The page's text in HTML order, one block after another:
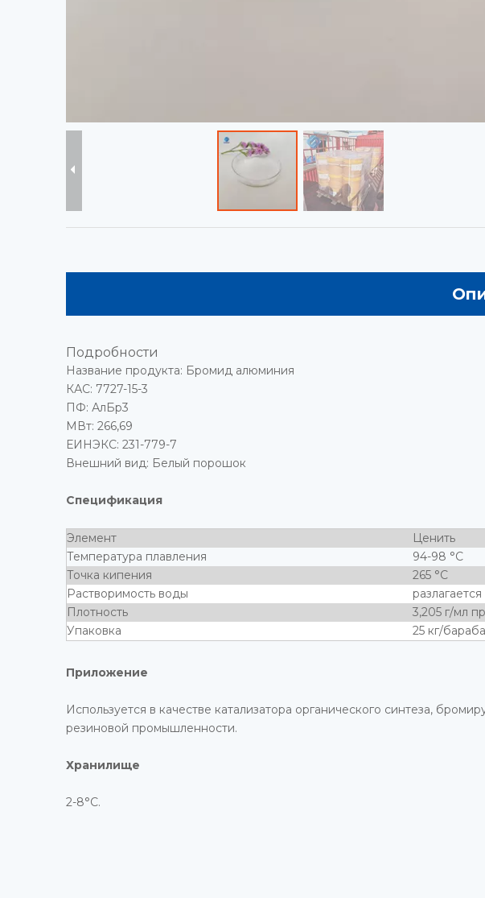
Подробности
Название продукта: Бромид алюминия
КАС: 7727-15-3
ПФ: АлБр3
МВт: 266,69
ЕИНЭКС: 231-779-7
Внешний вид: Белый порошок
Спецификация
Элемент
Ценить
Температура плавления
94-98 °С
Точка кипения
265 °С
Растворимость воды
разлагается
Плотность
3,205 г/мл
Упаковка
25 кг/
Приложение
Используется в качестве катализатора органического синтеза,
резиновой промышленности.
Хранилище
2-8°С.